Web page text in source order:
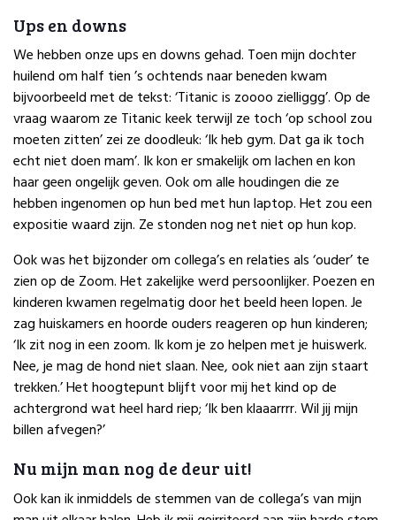
Ups en downs
We hebben onze ups en downs gehad. Toen mijn dochter
huilend om half tien ’s ochtends naar beneden kwam
bijvoorbeeld met de tekst: ‘Titanic is zoooo zielliggg’. Op de
vraag waarom ze Titanic keek terwijl ze toch ‘op school zou
moeten zitten’ zei ze doodleuk: ‘Ik heb gym. Dat ga ik toch
echt niet doen mam’. Ik kon er smakelijk om lachen en kon
haar geen ongelijk geven. Ook om alle houdingen die ze
hebben ingenomen op hun bed met hun laptop. Het zou een
expositie waard zijn. Ze stonden nog net niet op hun kop.
Ook was het bijzonder om collega’s en relaties als ‘ouder’ te
zien op de Zoom. Het zakelijke werd persoonlijker. Poezen en
kinderen kwamen regelmatig door het beeld heen lopen. Je
zag huiskamers en hoorde ouders reageren op hun kinderen;
‘Ik zit nog in een zoom. Ik kom je zo helpen met je huiswerk.
Nee, je mag de hond niet slaan. Nee, ook niet aan zijn staart
trekken.’ Het hoogtepunt blijft voor mij het kind op de
achtergrond wat heel hard riep; ‘Ik ben klaaarrrr. Wil jij mijn
billen afvegen?’
Nu mijn man nog de deur uit!
Ook kan ik inmiddels de stemmen van de collega’s van mijn